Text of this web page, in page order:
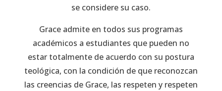
se considere su caso.
Grace admite en todos sus programas
académicos a estudiantes que pueden no
estar totalmente de acuerdo con su postura
teológica, con la condición de que reconozcan
las creencias de Grace, las respeten y respeten